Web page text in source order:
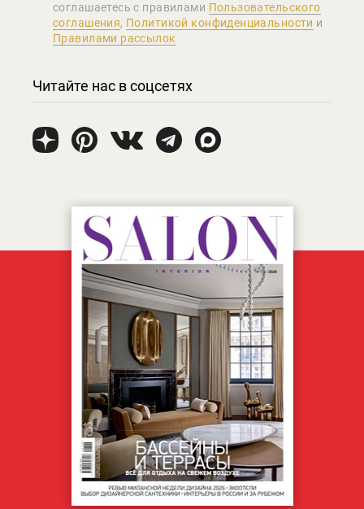
соглашаетеcь с правилами Пользовательского
соглашения, Политикой конфиденциальности и
Правилами рассылок
Читайте нас в соцсетях